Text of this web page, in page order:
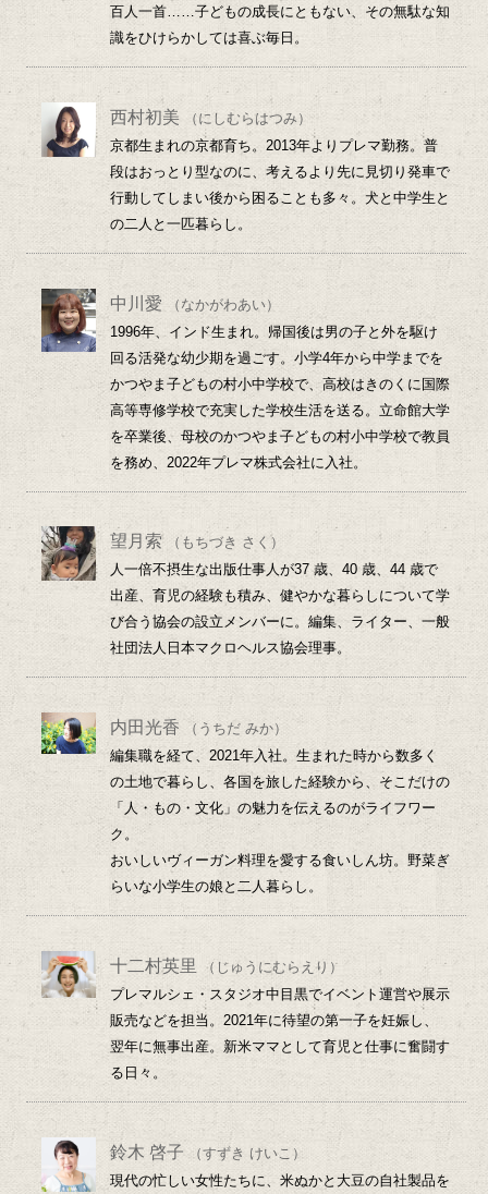
百人一首……子どもの成長にともない、その無駄な知
識をひけらかしては喜ぶ毎日。
西村初美
（にしむらはつみ）
京都生まれの京都育ち。2013年よりプレマ勤務。普
段はおっとり型なのに、考えるより先に見切り発車で
行動してしまい後から困ることも多々。犬と中学生と
の二人と一匹暮らし。
中川愛
（なかがわあい）
1996年、インド生まれ。帰国後は男の子と外を駆け
回る活発な幼少期を過ごす。小学4年から中学までを
かつやま子どもの村小中学校で、高校はきのくに国際
高等専修学校で充実した学校生活を送る。立命館大学
を卒業後、母校のかつやま子どもの村小中学校で教員
を務め、2022年プレマ株式会社に入社。
望月索
（もちづき さく）
人一倍不摂生な出版仕事人が37 歳、40 歳、44 歳で
出産、育児の経験も積み、健やかな暮らしについて学
び合う協会の設立メンバーに。編集、ライター、一般
社団法人日本マクロヘルス協会理事。
内田光香
（うちだ みか）
編集職を経て、2021年入社。生まれた時から数多く
の土地で暮らし、各国を旅した経験から、そこだけの
「人・もの・文化」の魅力を伝えるのがライフワー
ク。
おいしいヴィーガン料理を愛する食いしん坊。野菜ぎ
らいな小学生の娘と二人暮らし。
十二村英里
（じゅうにむらえり）
プレマルシェ・スタジオ中目黒でイベント運営や展示
販売などを担当。2021年に待望の第一子を妊娠し、
翌年に無事出産。新米ママとして育児と仕事に奮闘す
る日々。
鈴木 啓子
（すずき けいこ）
現代の忙しい女性たちに、米ぬかと大豆の自社製品を